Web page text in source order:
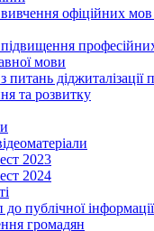
офіційних
мови
питань діджиталізації
та розвитку
2023
2024
до публічної інформації
громадян